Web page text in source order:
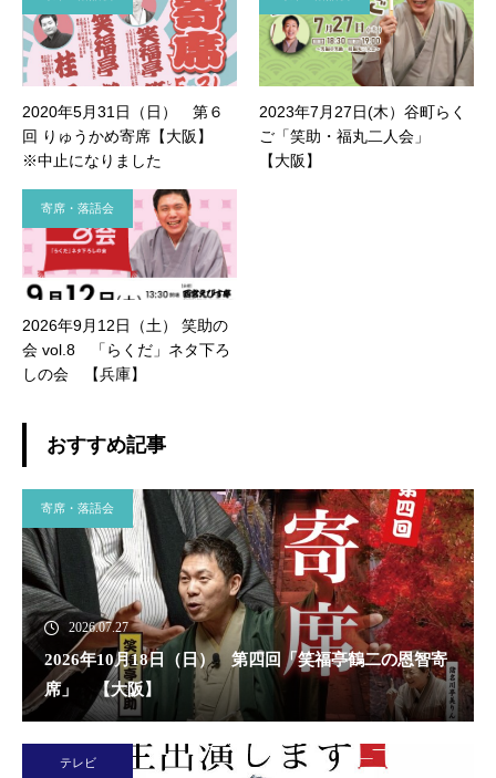
2020年5月31日（日） 第６
回 りゅうかめ寄席【大阪】
※中止になりました
2023年7月27日(木）谷町らく
ご「笑助・福丸二人会」
【大阪】
寄席・落語会
2026年9月12日（土） 笑助の
会 vol.8 「らくだ」ネタ下ろ
しの会 【兵庫】
おすすめ記事
寄席・落語会
2026.07.27
2026年10月18日（日） 第四回「笑福亭鶴二の恩智寄
席」 【大阪】
テレビ